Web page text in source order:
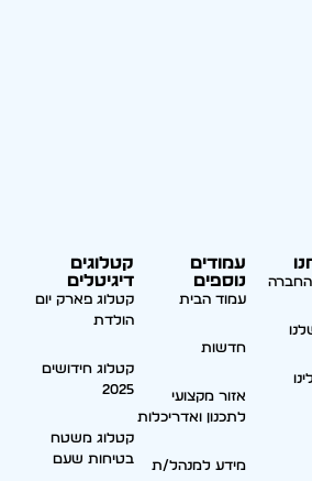
החברה
עמודים
נוספים
עמוד הבית
חדשות
אזור מקצועי
לתכנון ואדריכלות
מידע למנהל/ת
קטלוגים
דיגיטלים
קטלוג פארק יום
הולדת
קטלוג חידושים
2025
קטלוג משטח
בטיחות שעם